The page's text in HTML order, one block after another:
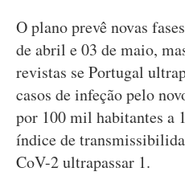
O plano prevê novas
de abril e 03 de maio,
revistas se Portugal
casos de infeção pelo
por 100 mil habitantes a
índice de
CoV-2 ultrapassar 1.